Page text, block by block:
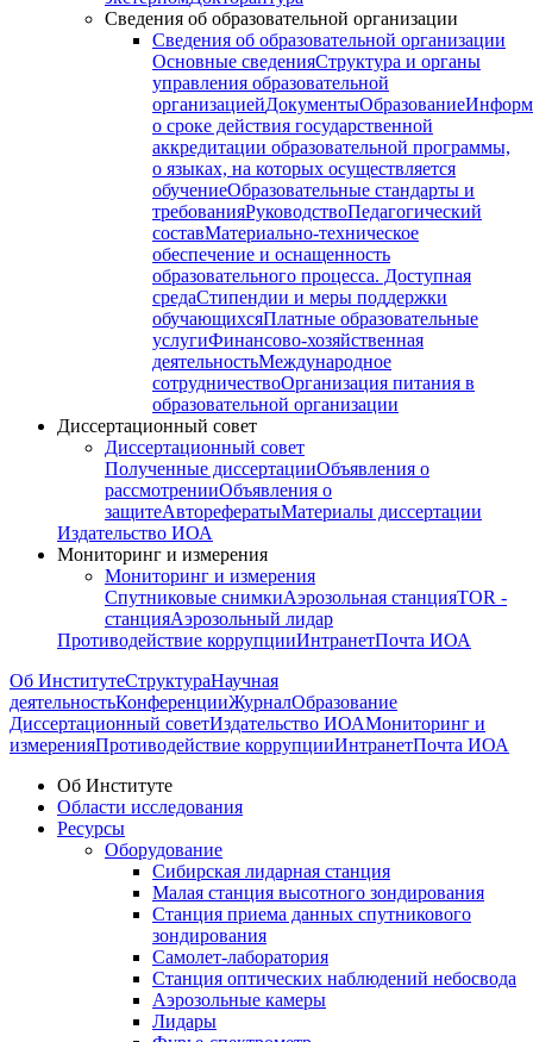
Сведения об образовательной организации
Сведения об образовательной организации
Основные сведенияСтруктура и органы
управления образовательной
организациейДокументыОбразование
о сроке действия государственной
аккредитации образовательной программы,
о языках, на которых осуществляется
обучениеОбразовательные стандарты и
требованияРуководствоПедагогический
составМатериально-техническое
обеспечение и оснащенность
образовательного процесса. Доступная
средаСтипендии и меры поддержки
обучающихсяПлатные образовательные
услугиФинансово-хозяйственная
деятельностьМеждународное
сотрудничествоОрганизация питания в
образовательной организации
Диссертационный совет
Диссертационный совет
Полученные диссертацииОбъявления о
рассмотренииОбъявления о
защитеАвторефератыМатериалы диссертации
Издательство ИОА
Мониторинг и измерения
Мониторинг и измерения
Спутниковые снимкиАэрозольная станцияTOR -
станцияАэрозольный лидар
Противодействие коррупцииИнтранетПочта ИОА
Об ИнститутеСтруктураНаучная
деятельностьКонференцииЖурналОбразование
Диссертационный советИздательство ИОАМониторинг и
измеренияПротиводействие коррупцииИнтранетПочта ИОА
Об Институте
Области исследования
Ресурсы
Оборудование
Сибирская лидарная станция
Малая станция высотного зондирования
Станция приема данных спутникового
зондирования
Самолет-лаборатория
Станция оптических наблюдений небосвода
Аэрозольные камеры
Лидары